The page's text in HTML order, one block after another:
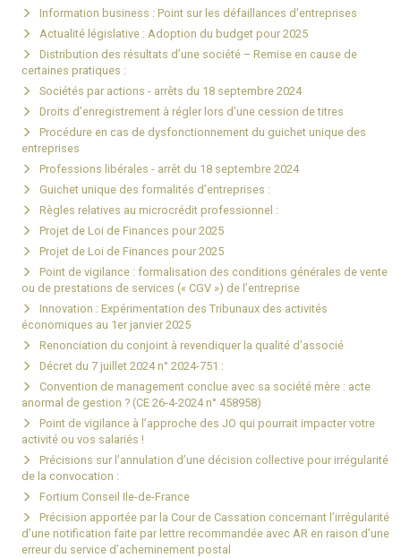
Information business : Point sur les défaillances d’entreprises
Actualité législative : Adoption du budget pour 2025
Distribution des résultats d’une société – Remise en cause de
certaines pratiques :
Sociétés par actions - arrêts du 18 septembre 2024
Droits d’enregistrement à régler lors d’une cession de titres
Procédure en cas de dysfonctionnement du guichet unique des
entreprises
Professions libérales - arrêt du 18 septembre 2024
Guichet unique des formalités d’entreprises :
Règles relatives au microcrédit professionnel :
Projet de Loi de Finances pour 2025
Projet de Loi de Finances pour 2025
Point de vigilance : formalisation des conditions générales de vente
ou de prestations de services (« CGV ») de l’entreprise
Innovation : Expérimentation des Tribunaux des activités
économiques au 1er janvier 2025
Renonciation du conjoint à revendiquer la qualité d’associé
Décret du 7 juillet 2024 n° 2024-751 :
Convention de management conclue avec sa société mère : acte
anormal de gestion ? (CE 26-4-2024 n° 458958)
Point de vigilance à l’approche des JO qui pourrait impacter votre
activité ou vos salariés !
Précisions sur l’annulation d’une décision collective pour irrégularité
de la convocation :
Fortium Conseil Ile-de-France
Précision apportée par la Cour de Cassation concernant l’irrégularité
d’une notification faite par lettre recommandée avec AR en raison d’une
erreur du service d’acheminement postal